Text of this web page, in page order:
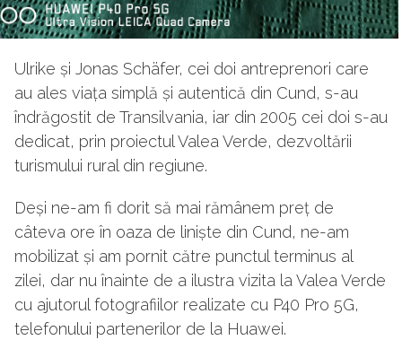
Ulrike și Jonas Schäfer, cei doi antreprenori care
au ales viața simplă și autentică din Cund, s-au
îndrăgostit de Transilvania, iar din 2005 cei doi s-au
dedicat, prin proiectul Valea Verde, dezvoltării
turismului rural din regiune.
Deși ne-am fi dorit să mai rămânem preț de
câteva ore în oaza de liniște din Cund, ne-am
mobilizat și am pornit către punctul terminus al
zilei, dar nu înainte de a ilustra vizita la Valea Verde
cu ajutorul fotografiilor realizate cu P40 Pro 5G,
telefonului partenerilor de la Huawei.